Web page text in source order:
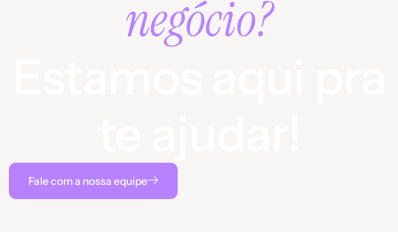
negócio?
Fale com a nossa equipe